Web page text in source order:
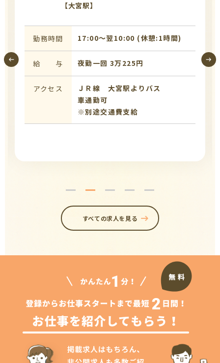
【大宮駅】
勤務時間 17:00〜翌10:00 (休憩:1時間)
給 与 夜勤一回 3万225円
アクセス
ＪＲ線 大宮駅よりバス
車通勤可
※別途交通費支給
すべての求人を見る